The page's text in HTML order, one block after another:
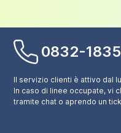
0832-
Il servizio clienti è attivo dal
In caso di linee occupate, vi
tramite chat o aprendo un